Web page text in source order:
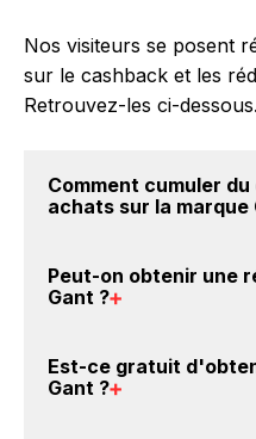
Nos visiteurs se posent
sur le cashback et les
Retrouvez-les ci-dessous.
Comment cumuler du
achats sur la marque
Créez votre compte sur
cagnotte au plus tard
Peut-on obtenir une
Gant ?
crédités sur votre
Est-ce gratuit
Gant ?